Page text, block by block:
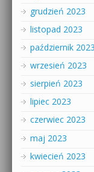
grudzień 2023
listopad 2023
październik 2023
wrzesień 2023
sierpień 2023
lipiec 2023
czerwiec 2023
maj 2023
kwiecień 2023